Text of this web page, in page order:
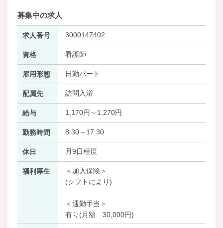
募集中の求人
求人番号 3000147402
資格 看護師
雇用形態 日勤パート
配属先 訪問入浴
給与 1,170円～1,270円
勤務時間 8:30～17:30
休日 月9日程度
福利厚生
＜加入保険＞
(シフトにより)
＜通勤手当＞
有り(月額 30,000円)